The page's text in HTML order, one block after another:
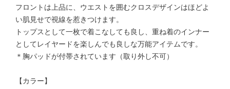
フロントは上品に、ウエストを囲むクロスデザインはほどよ
い肌見せで視線を惹きつけます。
トップスとして一枚で着こなしても良し、重ね着のインナー
としてレイヤードを楽しんでも良しな万能アイテムです。
＊胸パッドが付帯されています（取り外し不可）
【カラー】